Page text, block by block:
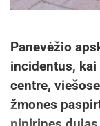
Panevėžio
incidentus,
centre,
žmones